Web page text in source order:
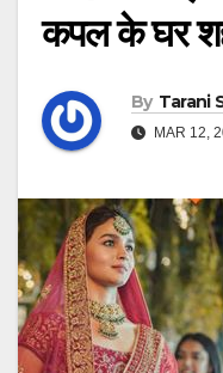
कपल के घर
By Tarani
MAR 12,